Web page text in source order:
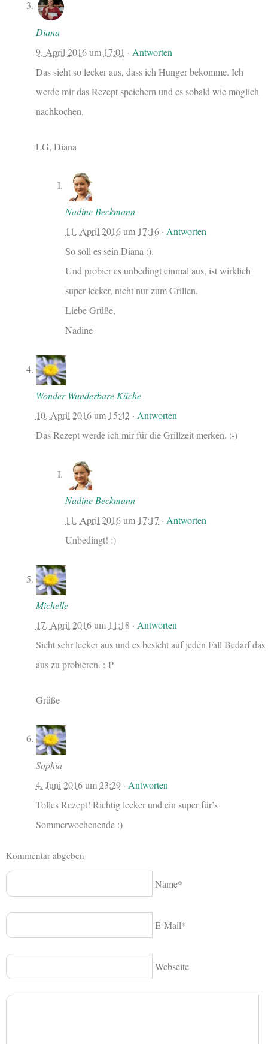
Diana
9. April 2016um 17:01 · Antworten
Das sieht so lecker aus, dass ich Hunger bekomme. Ich
werde mir das Rezept speichern und es sobald wie möglich
nachkochen.
LG, Diana
Nadine Beckmann
11. April 2016um 17:16 ·Antworten
So soll es sein Diana :).
Und probier es unbedingt einmal aus, ist wirklich
super lecker, nicht nur zum Grillen.
Liebe Grüße,
Nadine
Wonder Wunderbare Küche
10. April 2016um 15:42· Antworten
Das Rezept werde ich mir für die Grillzeit merken. :-)
Nadine Beckmann
11. April 2016um 17:17 · Antworten
Unbedingt! :)
Michelle
17. April 2016um 11:18 · Antworten
Sieht sehr lecker aus und es besteht auf jeden Fall Bedarf das
aus zu probieren. :-P
Grüße
Sophia
4. Juni 2016um23:29· Antworten
Tolles Rezept! Richtig lecker und ein super für’s
Sommerwochenende :)
Kommentar abgeben
Name*
E-Mail*
Webseite